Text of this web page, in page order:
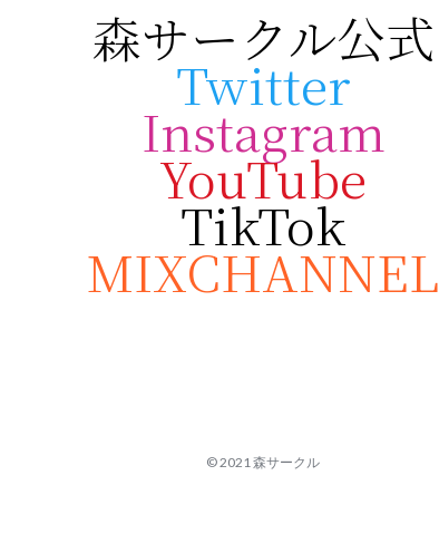
森サークル公式
Twitter
Instagram
YouTube
TikTok
MIXCHANNEL
© 2021 森サークル